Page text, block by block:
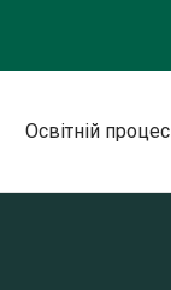
Освітній процес